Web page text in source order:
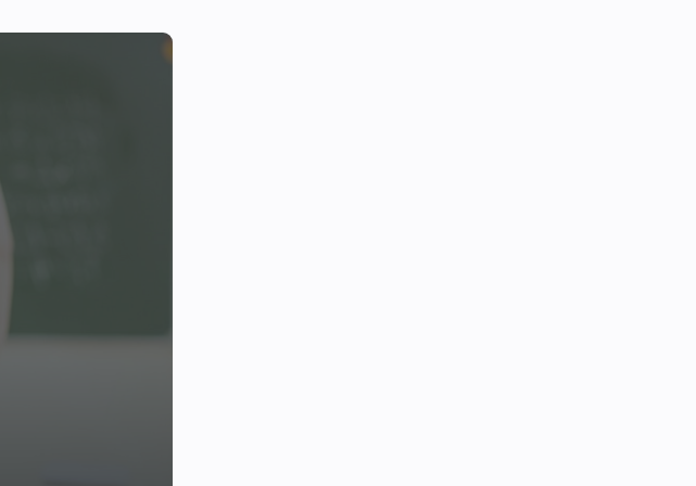
с озером и семейного клуба "Зеленая Башня".
обширном участке с ландшафтным дизайном
баню или детскую площадку. Будем рады
площадка для парковки автомобилей. Въезд на
экологически чистом Истринском районе
парки в европейском стиле. Сердце
отдыхать и загорать на шезлонгах в теплое
прогулочные зоны с тенистыми